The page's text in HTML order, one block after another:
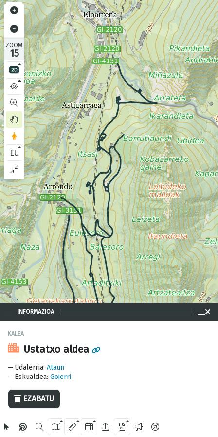
ZOOM
15
EU
OpenStreetMap
INFORMAZIOA
KALEA
Ustatxo aldea
Udalerria: Ataun
Eskualdea: Goierri
EZABATU